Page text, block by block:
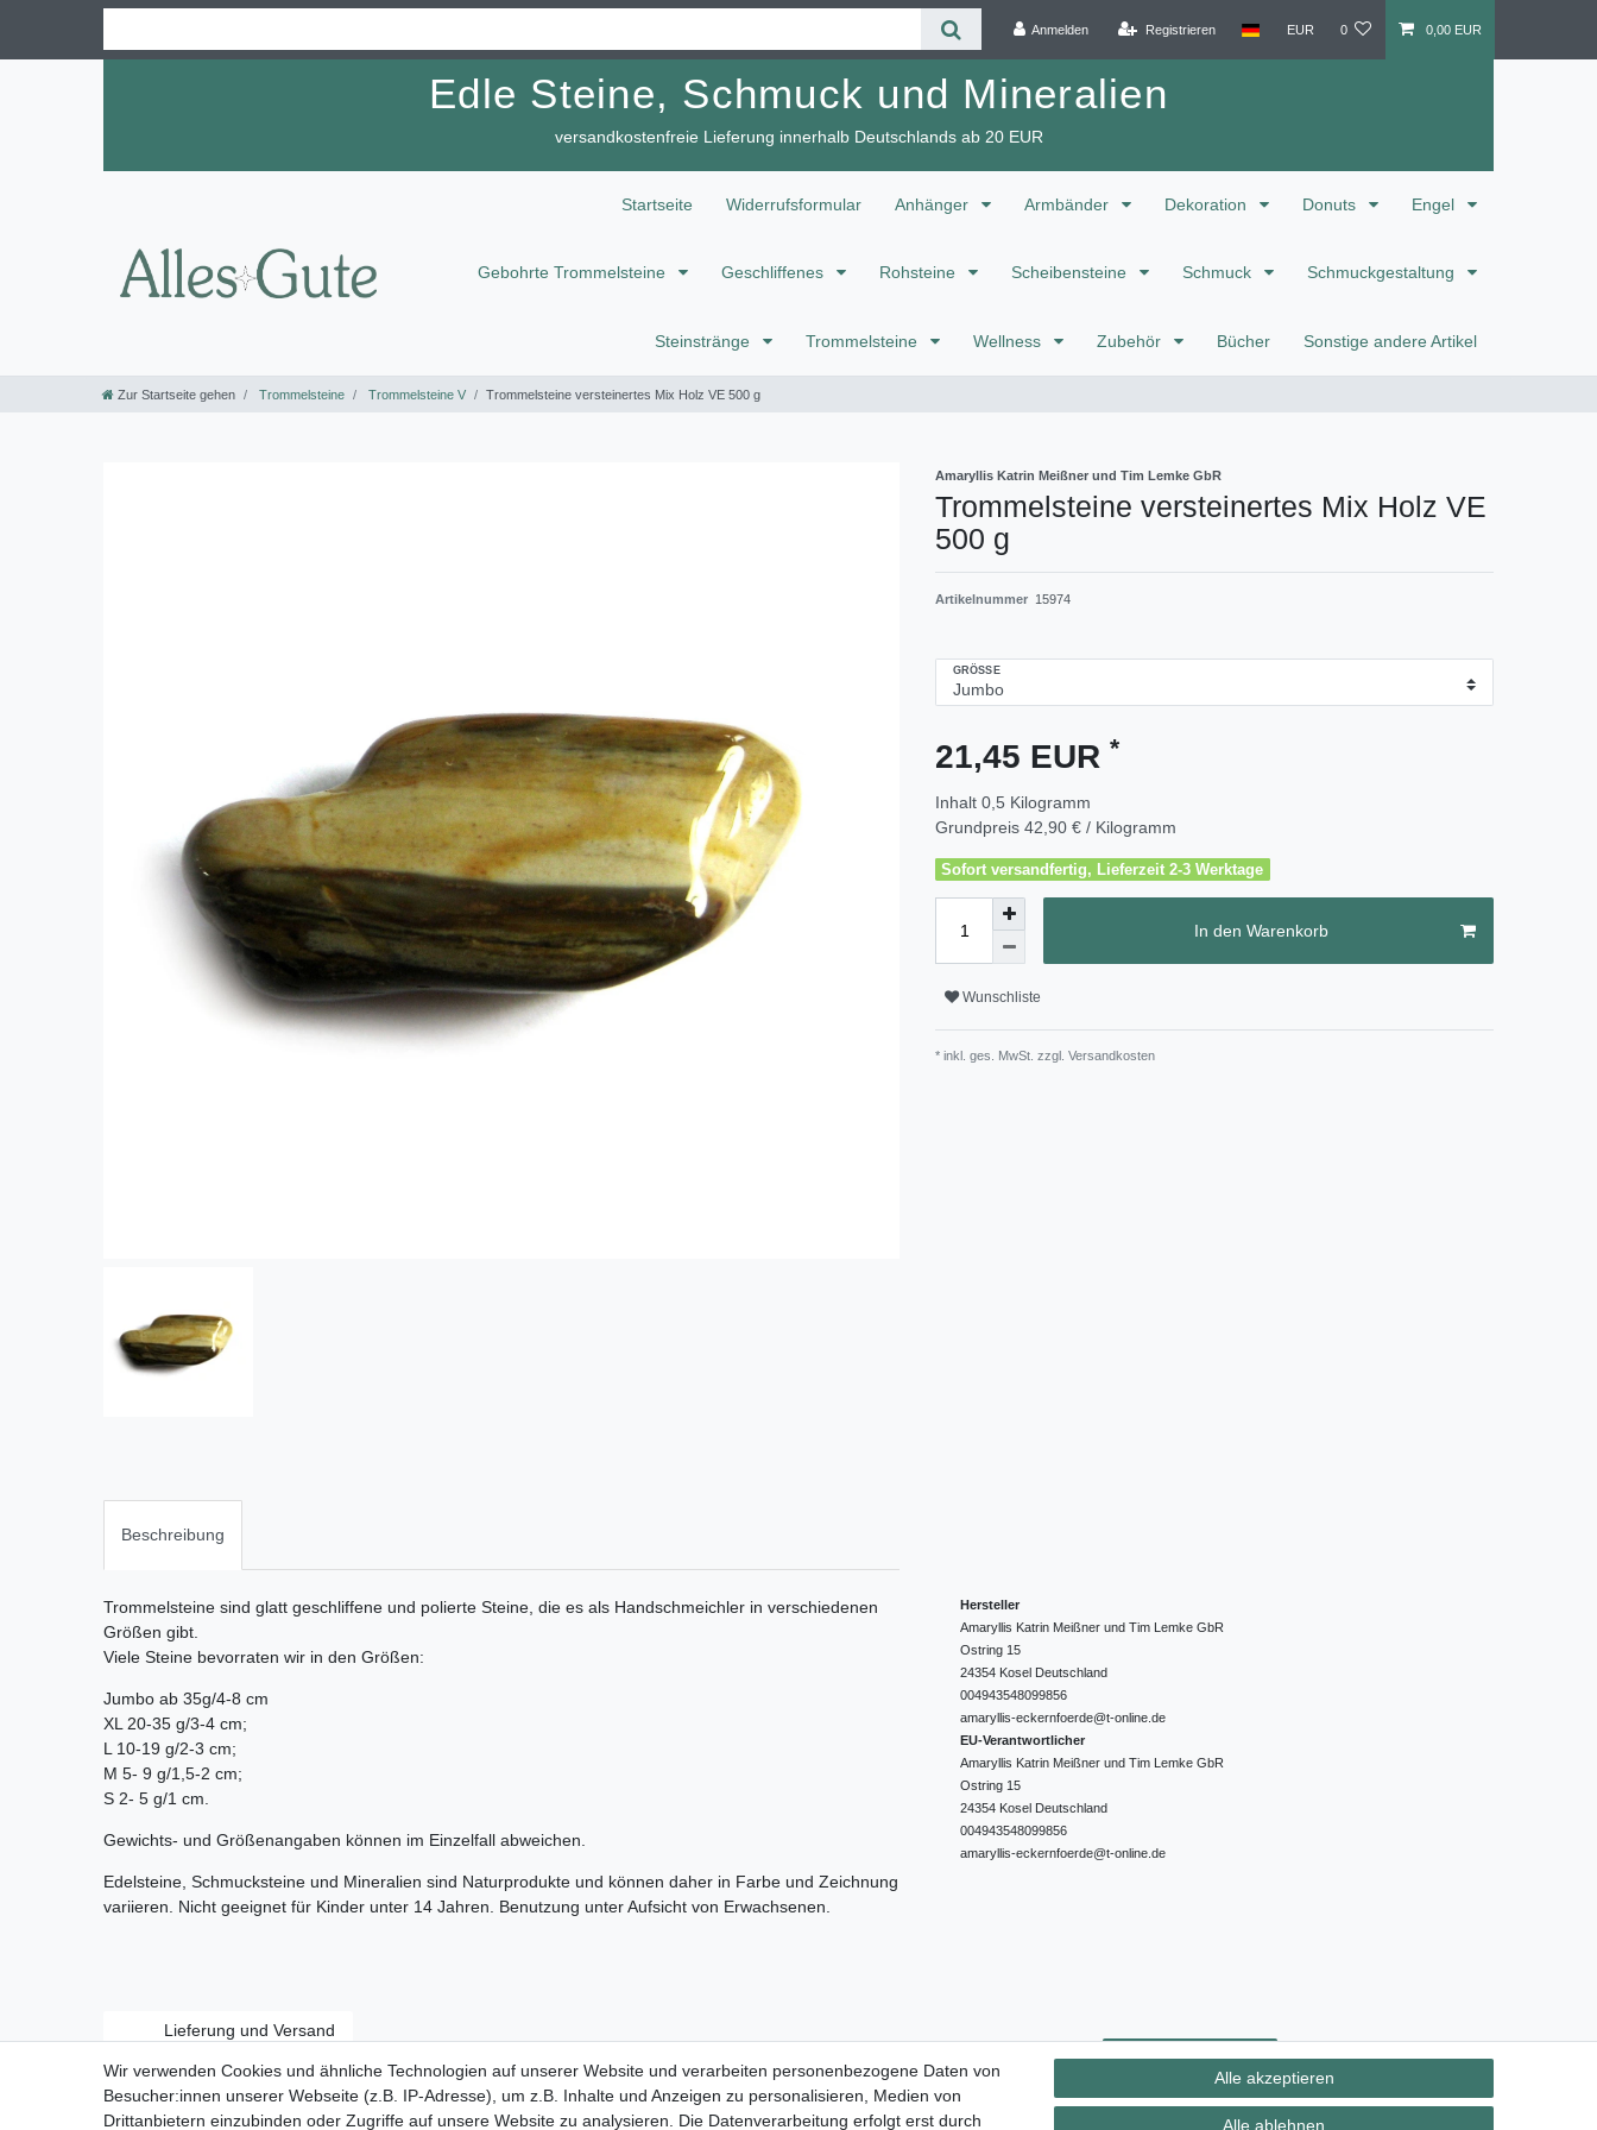
Anmelden Registrieren EUR 0 0,00 EUR
Edle Steine, Schmuck und Mineralien
versandkostenfreie Lieferung innerhalb Deutschlands ab 20 EUR
Startseite Widerrufsformular Anhänger Armbänder Dekoration Donuts Engel
Gebohrte Trommelsteine Geschliffenes Rohsteine Scheibensteine Schmuck Schmuckgestaltung
Steinstränge Trommelsteine Wellness Zubehör Bücher Sonstige andere Artikel
Zur Startseite gehen Trommelsteine Trommelsteine V Trommelsteine versteinertes Mix Holz VE 500 g
Amaryllis Katrin Meißner und Tim Lemke GbR
Trommelsteine versteinertes Mix Holz VE
500 g
Artikelnummer 15974
GRÖSSE
21,45 EUR *
Inhalt 0,5 Kilogramm
Grundpreis 42,90 € / Kilogramm
Sofort versandfertig, Lieferzeit 2-3 Werktage
In den Warenkorb
Wunschliste
* inkl. ges. MwSt. zzgl. Versandkosten
Beschreibung
Trommelsteine sind glatt geschliffene und polierte Steine, die es als Handschmeichler in verschiedenen
Größen gibt.
Viele Steine bevorraten wir in den Größen:
Jumbo ab 35g/4-8 cm
XL 20-35 g/3-4 cm;
L 10-19 g/2-3 cm;
M 5- 9 g/1,5-2 cm;
S 2- 5 g/1 cm.
Gewichts- und Größenangaben können im Einzelfall abweichen.
Edelsteine, Schmucksteine und Mineralien sind Naturprodukte und können daher in Farbe und Zeichnung
variieren. Nicht geeignet für Kinder unter 14 Jahren. Benutzung unter Aufsicht von Erwachsenen.
Hersteller
Amaryllis Katrin Meißner und Tim Lemke GbR
Ostring 15
24354 Kosel Deutschland
004943548099856
amaryllis-eckernfoerde@t-online.de
EU-Verantwortlicher
Amaryllis Katrin Meißner und Tim Lemke GbR
Ostring 15
24354 Kosel Deutschland
004943548099856
amaryllis-eckernfoerde@t-online.de
Lieferung und Versand
Widerrufs­recht Vertrag widerrufen Kontakt
Wir verwenden Cookies und ähnliche Technologien auf unserer Website und verarbeiten personenbezogene Daten von
Besucher:innen unserer Webseite (z.B. IP-Adresse), um z.B. Inhalte und Anzeigen zu personalisieren, Medien von
Drittanbietern einzubinden oder Zugriffe auf unsere Website zu analysieren. Die Datenverarbeitung erfolgt erst durch
Alle akzeptieren
Alle ablehnen